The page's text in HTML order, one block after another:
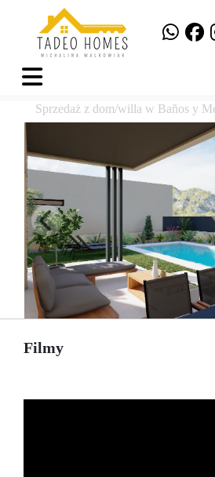
Sprzedaż z dom/willa w Baños y
Filmy